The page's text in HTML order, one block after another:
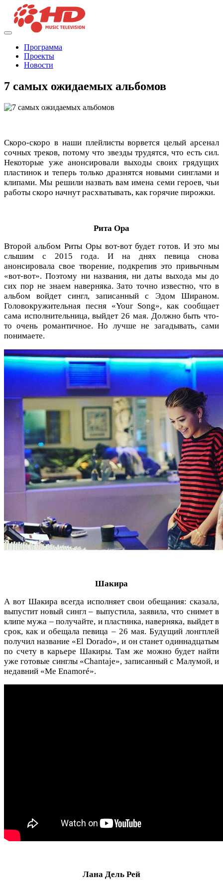
Программа
Проекты
Новости
7 самых ожидаемых альбомов
Скоро-скоро в наши плейлисты ворвется целый арсенал
сочных треков, потому что звезды трудятся, что есть сил.
Некоторые уже анонсировали выходы своих грядущих
пластинок и теперь только дразнятся новыми синглами и
клипами. Мы решили назвать вам имена семи героев, чьи
работы скоро начнут расхватывать, как горячие пирожки.
Рита Ора
Второй альбом Риты Оры вот-вот будет готов. И это мы
слышим с 2015 года. И на днях певица снова
анонсировала свое творение, подкрепив это привычным
«вот-вот». Поэтому ни названия, ни даты выхода мы до
сих пор не знаем наверняка. Зато точно известно, что в
альбом войдет сингл, записанный с Эдом Шираном.
Головокружительная песня «Your Song», как сообщает
сама исполнительница, выйдет 26 мая. Должно быть что-
то очень романтичное. Но лучше не загадывать, сами
понимаете.
Шакира
А вот Шакира всегда исполняет свои обещания: сказала,
выпустит новый сингл – выпустила, заявила, что снимет в
клипе мужа – получайте, и пластинка, наверняка, выйдет в
срок, как и обещала певица – 26 мая. Будущий лонгплей
получил название «El Dorado», и он станет одиннадцатым
по счету в карьере Шакиры. Там же можно будет найти
уже готовые синглы «Chantaje», записанный с Малумой, и
недавний «Me Enamoré».
Лана Дель Рей